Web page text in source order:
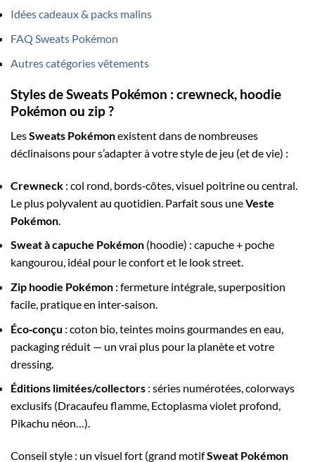
Idées cadeaux & packs malins
FAQ Sweats Pokémon
Autres catégories vêtements
Styles deSweats Pokémon : crewneck, hoodie
Pokémon ou zip ?
LesSweats Pokémonexistent dans de nombreuses
déclinaisons pour s’adapter à votre style de jeu (et de vie) :
Crewneck : col rond, bords‑côtes, visuel poitrine ou central.
Le plus polyvalent au quotidien. Parfait sous uneVeste
Pokémon
Sweat à capuche Pokémon (hoodie) : capuche + poche
kangourou, idéal pour le confort et le look street.
Zip hoodie Pokémon : fermeture intégrale, superposition
facile, pratique en inter‑saison.
Éco‑conçu : coton bio, teintes moins gourmandes en eau,
packaging réduit — un vrai plus pour la planète et votre
dressing.
Éditions limitées/collectors : séries numérotées, colorways
exclusifs (Dracaufeu flamme, Ectoplasma violet profond,
Pikachu néon…).
Conseil style : un visuel fort (grand motifSweat Pokémon